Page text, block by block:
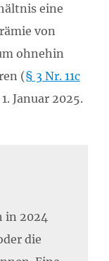
eine
von
ohnehin
(§ 3 Nr. 11c
Januar 2025.
in 2024
die